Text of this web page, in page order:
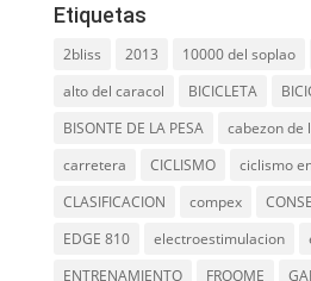
Etiquetas
2bliss 2013 10000 del soplao
alto del caracol
BICICLETA
BISONTE DE LA PESA
cabezon de
carretera
CICLISMO ciclismo
CLASIFICACION
compex
EDGE 810
electroestimulacion
ENTRENAMIENTO
FROOME